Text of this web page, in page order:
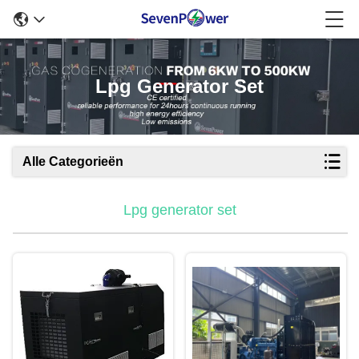
Lpg Generator Set
Alle Categorieën
Lpg generator set